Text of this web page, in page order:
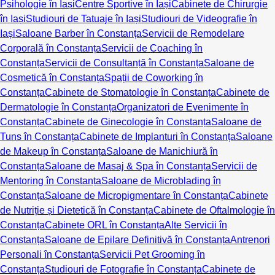
Psihologie în IașiCentre Sportive în IașiCabinete de Chirurgie
în IașiStudiouri de Tatuaje în IașiStudiouri de Videografie în
IașiSaloane Barber în ConstanțaServicii de Remodelare
Corporală în ConstanțaServicii de Coaching în
ConstanțaServicii de Consultanță în ConstanțaSaloane de
Cosmetică în ConstanțaSpații de Coworking în
ConstanțaCabinete de Stomatologie în ConstanțaCabinete de
Dermatologie în ConstanțaOrganizatori de Evenimente în
ConstanțaCabinete de Ginecologie în ConstanțaSaloane de
Tuns în ConstanțaCabinete de Implanturi în ConstanțaSaloane
de Makeup în ConstanțaSaloane de Manichiură în
ConstanțaSaloane de Masaj & Spa în ConstanțaServicii de
Mentoring în ConstanțaSaloane de Microblading în
ConstanțaSaloane de Micropigmentare în ConstanțaCabinete
de Nutriție și Dietetică în ConstanțaCabinete de Oftalmologie în
ConstanțaCabinete ORL în ConstanțaAlte Servicii în
ConstanțaSaloane de Epilare Definitivă în ConstanțaAntrenori
Personali în ConstanțaServicii Pet Grooming în
ConstanțaStudiouri de Fotografie în ConstanțaCabinete de